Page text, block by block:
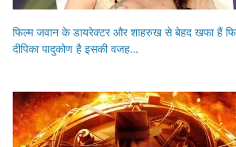
फिल्म जवान के डायरेक्टर और शाहरुख से बेहद खफा हैं
दीपिका पादुकोण है इसकी वजह…